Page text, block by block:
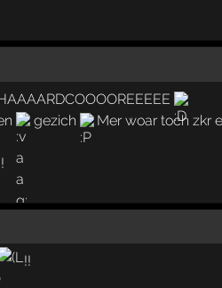
gezich Mer woar toch zkr
!!